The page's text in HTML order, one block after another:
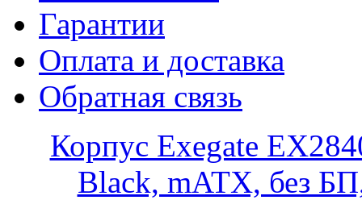
Гарантии
Оплата и доставка
Обратная связь
Корпус Exegate
Black, mATX, без